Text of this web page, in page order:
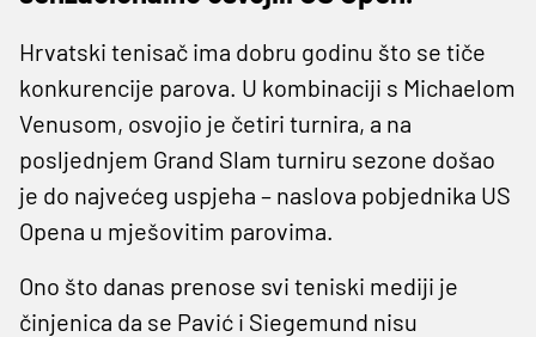
Hrvatski tenisač ima dobru godinu što se tiče
konkurencije parova. U kombinaciji s Michaelom
Venusom, osvojio je četiri turnira, a na
posljednjem Grand Slam turniru sezone došao
je do najvećeg uspjeha – naslova pobjednika US
Opena u mješovitim parovima.
Ono što danas prenose svi teniski mediji je
činjenica da se Pavić i Siegemund nisu